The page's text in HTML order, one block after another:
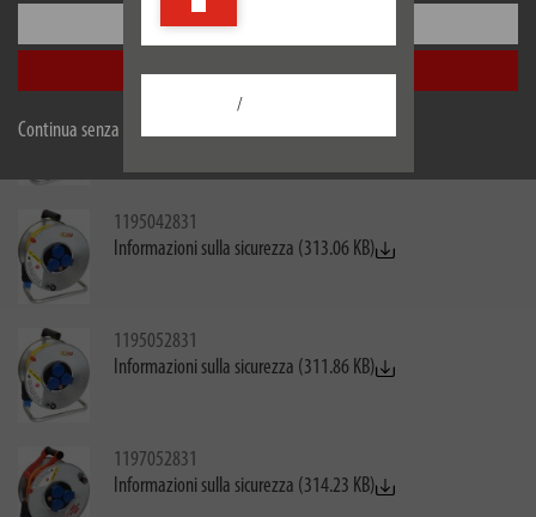
Configurare
Accetta tutti
Continua senza accettare
/
Informazioni sulla sicurezza (272.00 KB)
1195022831
Informazioni sulla sicurezza (307.44 KB)
1195042831
Informazioni sulla sicurezza (313.06 KB)
1195052831
Informazioni sulla sicurezza (311.86 KB)
1197052831
Informazioni sulla sicurezza (314.23 KB)